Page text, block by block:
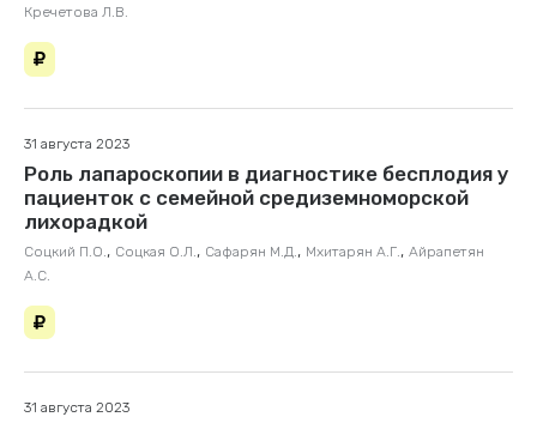
Кречетова Л.В.
31 августа 2023
Роль лапароскопии в диагностике бесплодия у
пациенток с семейной средиземноморской
лихорадкой
Соцкий П.О., Соцкая О.Л., Сафарян М.Д., Мхитарян А.Г., Айрапетян
А.С.
31 августа 2023